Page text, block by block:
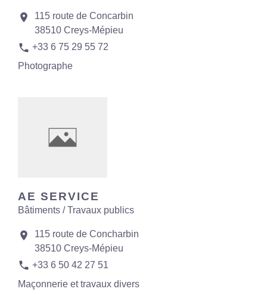
location_on
115 route de Concarbin
38510 Creys-Mépieu
phone +33 6 75 29 55 72
Photographe
AE SERVICE
Bâtiments / Travaux publics
location_on
115 route de Concharbin
38510 Creys-Mépieu
phone +33 6 50 42 27 51
Maçonnerie et travaux divers